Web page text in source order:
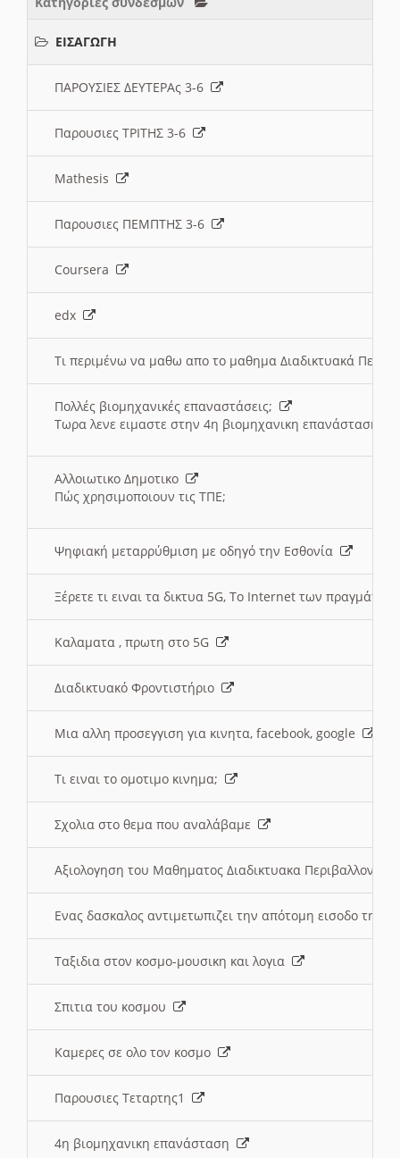
ΕΙΣΑΓΩΓΗ
ΠΑΡΟΥΣΙΕΣ ΔΕΥΤΕΡΑς 3-6
Παρουσιες ΤΡΙΤΗΣ 3-6
Mathesis
Παρουσιες ΠΕΜΠΤΗΣ 3-6
Coursera
edx
Τι περιμένω να μαθω απο το μαθημα Διαδικτυακά
Πολλές βιομηχανικές επαναστάσεις;
Τωρα λενε ειμαστε στην 4η βιομηχανικη επανάσταση
Αλλοιωτικο Δημοτικο
Πώς χρησιμοποιουν τις ΤΠΕ;
Ψηφιακή μεταρρύθμιση με οδηγό την Εσθονία
Ξέρετε τι ειναι τα δικτυα 5G, Το Internet των
Καλαματα , πρωτη στο 5G
Διαδικτυακό Φροντιστήριο
Μια αλλη προσεγγιση για κινητα, facebook, google
Τι ειναι το ομοτιμο κινημα;
Σχολια στο θεμα που αναλάβαμε
Αξιολογηση του Μαθηματος Διαδικτυακα
Ενας δασκαλος αντιμετωπιζει την απότομη εισοδο της
Ταξιδια στον κοσμο-μουσικη και λογια
Σπιτια του κοσμου
Καμερες σε ολο τον κοσμο
Παρουσιες Τεταρτης1
4η βιομηχανικη επανάσταση